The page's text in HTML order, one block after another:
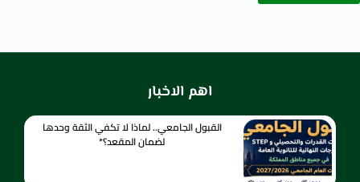
اهم الاخبار
القبول الجامعي.. لماذا لا تكفي الثقة وحدها
لضمان المقعد؟*